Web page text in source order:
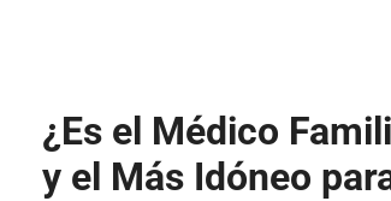
¿Es el Médico
y el Más Idóneo